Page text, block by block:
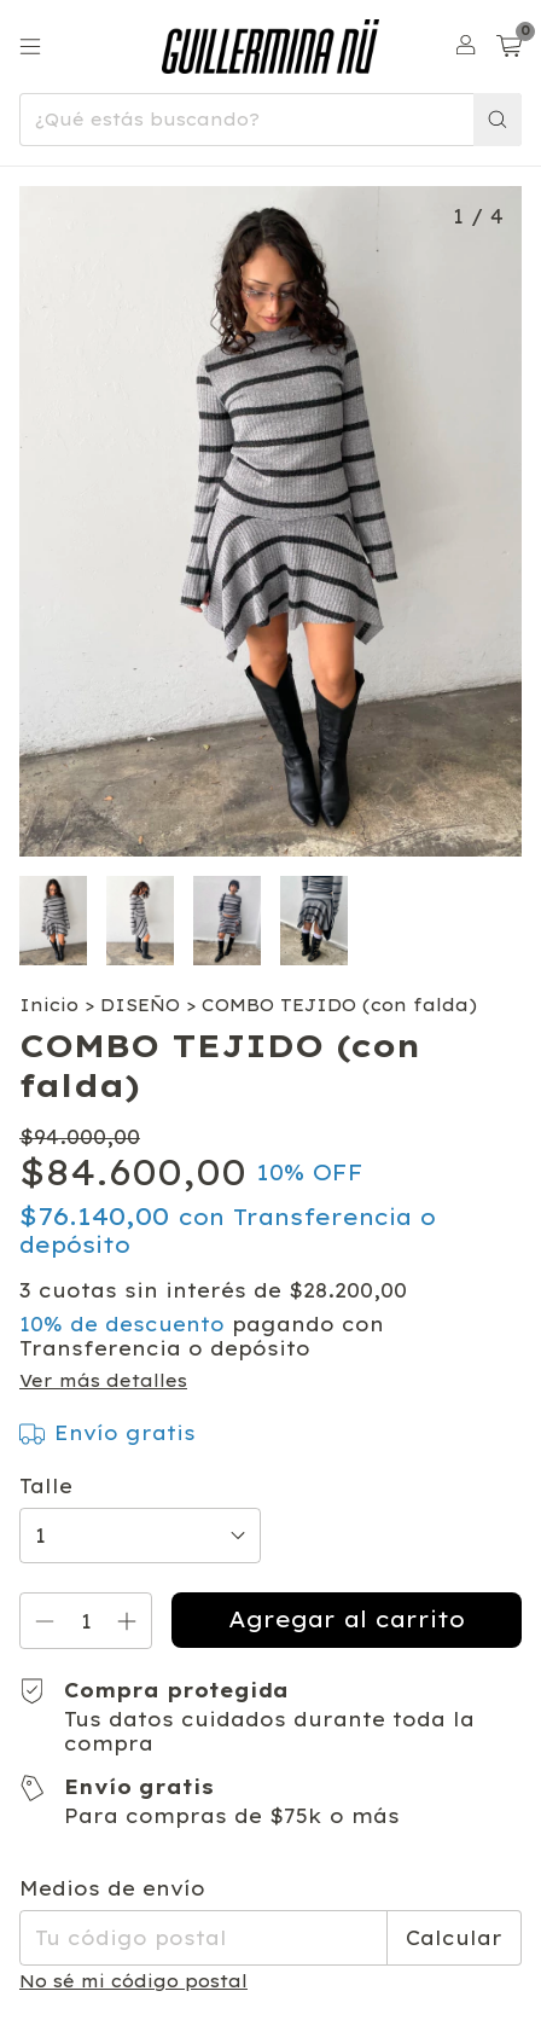
0
1 / 4
Inicio > DISEÑO > COMBO TEJIDO (con falda)
COMBO TEJIDO (con
falda)
$94.000,00
$84.600,00 10% OFF
$76.140,00 con Transferencia o
depósito
3 cuotas sin interés de $28.200,00
10% de descuento pagando con
Transferencia o depósito
Ver más detalles
Envío gratis
Talle
Compra protegida
Tus datos cuidados durante toda la
compra
Envío gratis
Para compras de $75k o más
Entregas para el CP:
Medios de envío
Calcular
No sé mi código postal